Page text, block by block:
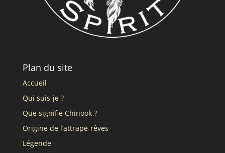
Plan du site
Accueil
Qui suis-je ?
Que signifie Chinook ?
Origine de l’attrape-rêves
Légende